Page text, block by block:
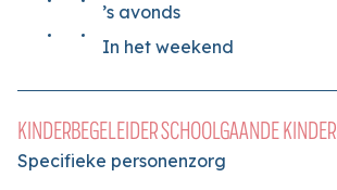
’s avonds
In het weekend
KINDERBEGELEIDER SCHOOLGAANDE
Specifieke personenzorg